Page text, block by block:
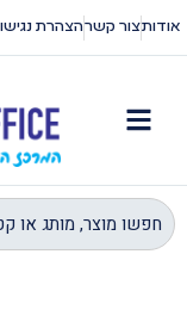
אודותצור קשרהצהרת